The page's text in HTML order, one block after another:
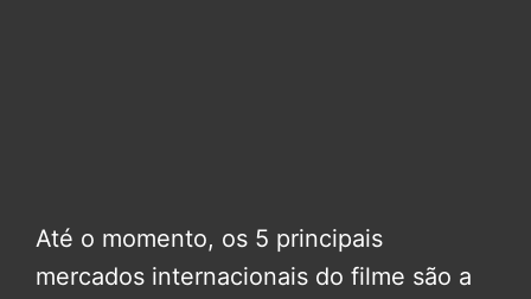
Até o momento, os 5 principais
mercados internacionais do filme são a